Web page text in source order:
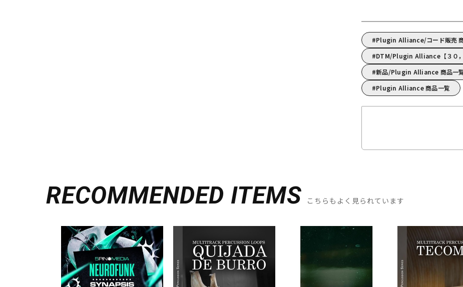
Plugin Alliance/コード販売
DTM/Plugin Alliance【３０，
新品/Plugin Alliance 商品一
Plugin Alliance 商品一覧
RECOMMENDED ITEMS こちらもよく見られています